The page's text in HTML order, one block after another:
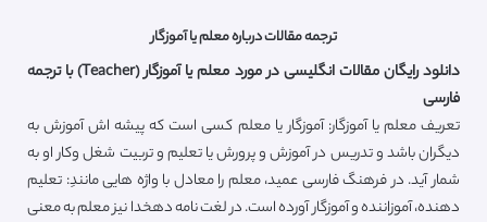
ترجمه مقالات درباره معلم یا آموزگار
دانلود رایگان مقالات انگلیسی در مورد معلم یا آموزگار (Teacher) با ترجمه
فارسی
تعریف معلم یا آموزگار: آموزگار یا معلم کسی است که پیشه اش آموزش به
دیگران باشد و تدریس در آموزش و پرورش یا تعلیم و تربیت شغل وکار او به
شمار آید. در فرهنگ فارسی عمید، معلم را معادل با واژه هایی مانندِ: تعلیم
دهنده، آموزاننده و آموزگار آورده است. در لغت نامه دهخدا نیز معلم به معنی